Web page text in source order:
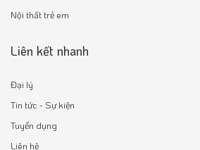
Nội thất trẻ em
Liên kết nhanh
Đại lý
Tin tức - Sự kiện
Tuyển dụng
Liên hệ